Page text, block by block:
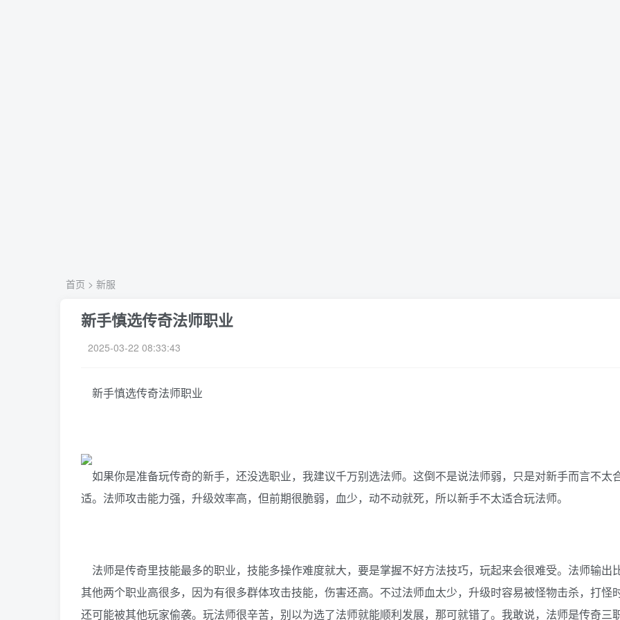
首页 > 新服
新手慎选传奇法师职业
2025-03-22 08:33:43
新手慎选传奇法师职业
如果你是准备玩传奇的新手，还没选职业，我建议千万别选法师。这倒不是说法师弱，只是对新手而言不太
适。法师攻击能力强，升级效率高，但前期很脆弱，血少，动不动就死，所以新手不太适合玩法师。
法师是传奇里技能最多的职业，技能多操作难度就大，要是掌握不好方法技巧，玩起来会很难受。法师输出
其他两个职业高很多，因为有很多群体攻击技能，伤害还高。不过法师血太少，升级时容易被怪物击杀，打怪
还可能被其他玩家偷袭。玩法师很辛苦，别以为选了法师就能顺利发展，那可就错了。我敢说，法师是传奇三